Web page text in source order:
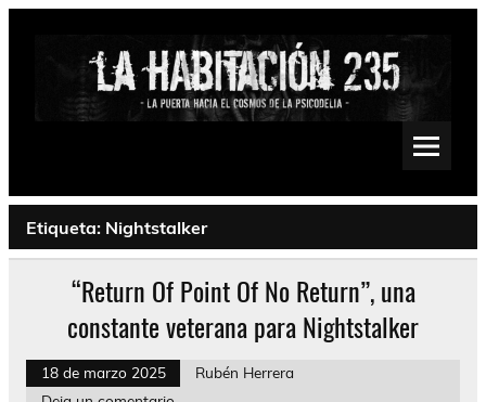
Saltar
Psychedelic, Stoner, Doom, Sludge, Fuzz, Space, Drone
Etiqueta: Nightstalker
“Return Of Point Of No Return”, una
constante veterana para Nightstalker
18 de marzo 2025
Rubén Herrera